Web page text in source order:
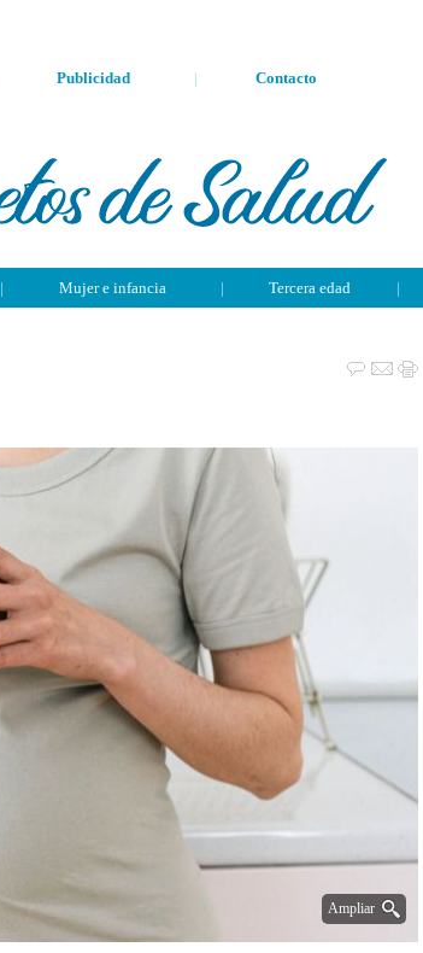
Publicidad | Contacto
| Mujer e infancia | Tercera edad |
Ampliar